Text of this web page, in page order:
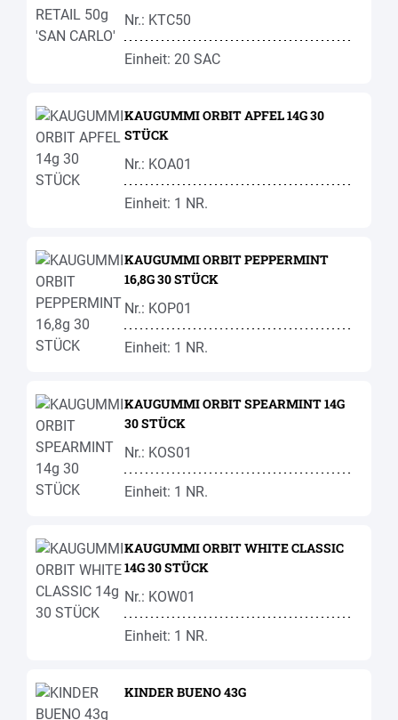
Nr.: KTC50
Einheit: 20 SAC
KAUGUMMI ORBIT APFEL 14G 30
STÜCK
Nr.: KOA01
Einheit: 1 NR.
KAUGUMMI ORBIT PEPPERMINT
16,8G 30 STÜCK
Nr.: KOP01
Einheit: 1 NR.
KAUGUMMI ORBIT SPEARMINT 14G
30 STÜCK
Nr.: KOS01
Einheit: 1 NR.
KAUGUMMI ORBIT WHITE CLASSIC
14G 30 STÜCK
Nr.: KOW01
Einheit: 1 NR.
KINDER BUENO 43G